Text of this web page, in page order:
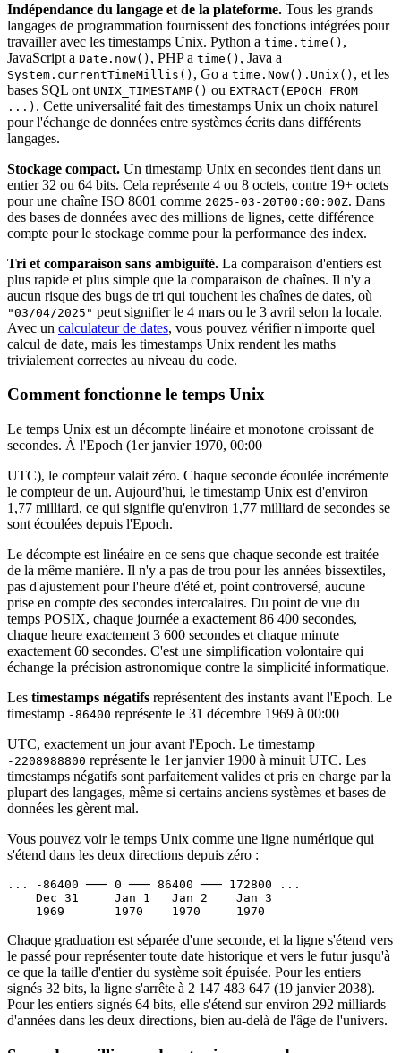
Indépendance du langage et de la plateforme. Tous les grands
langages de programmation fournissent des fonctions intégrées pour
travailler avec les timestamps Unix. Python a time.time() ,
JavaScript a Date.now() , PHP a time() , Java a
System.currentTimeMillis() , Go a time.Now().Unix() , et les
bases SQL ont UNIX_TIMESTAMP() ou EXTRACT(EPOCH FROM
...) . Cette universalité fait des timestamps Unix un choix naturel
pour l'échange de données entre systèmes écrits dans différents
langages.
Stockage compact. Un timestamp Unix en secondes tient dans un
entier 32 ou 64 bits. Cela représente 4 ou 8 octets, contre 19+ octets
pour une chaîne ISO 8601 comme 2025-03-20T00:00:00Z. Dans
des bases de données avec des millions de lignes, cette différence
compte pour le stockage comme pour la performance des index.
Tri et comparaison sans ambiguïté. La comparaison d'entiers est
plus rapide et plus simple que la comparaison de chaînes. Il n'y a
aucun risque des bugs de tri qui touchent les chaînes de dates, où
"03/04/2025" peut signifier le 4 mars ou le 3 avril selon la locale.
Avec un calculateur de dates, vous pouvez vérifier n'importe quel
calcul de date, mais les timestamps Unix rendent les maths
trivialement correctes au niveau du code.
Comment fonctionne le temps Unix
Le temps Unix est un décompte linéaire et monotone croissant de
secondes. À l'Epoch (1er janvier 1970, 00:00
UTC), le compteur valait zéro. Chaque seconde écoulée incrémente
le compteur de un. Aujourd'hui, le timestamp Unix est d'environ
1,77 milliard, ce qui signifie qu'environ 1,77 milliard de secondes se
sont écoulées depuis l'Epoch.
Le décompte est linéaire en ce sens que chaque seconde est traitée
de la même manière. Il n'y a pas de trou pour les années bissextiles,
pas d'ajustement pour l'heure d'été et, point controversé, aucune
prise en compte des secondes intercalaires. Du point de vue du
temps POSIX, chaque journée a exactement 86 400 secondes,
chaque heure exactement 3 600 secondes et chaque minute
exactement 60 secondes. C'est une simplification volontaire qui
échange la précision astronomique contre la simplicité informatique.
Les timestamps négatifs représentent des instants avant l'Epoch. Le
timestamp -86400 représente le 31 décembre 1969 à 00:00
UTC, exactement un jour avant l'Epoch. Le timestamp
-2208988800 représente le 1er janvier 1900 à minuit UTC. Les
timestamps négatifs sont parfaitement valides et pris en charge par la
plupart des langages, même si certains anciens systèmes et bases de
données les gèrent mal.
Vous pouvez voir le temps Unix comme une ligne numérique qui
s'étend dans les deux directions depuis zéro :
... -86400 ─── 0 ─── 86400 ─── 172800 ...
    Dec 31     Jan 1   Jan 2    Jan 3
Chaque graduation est séparée d'une seconde, et la ligne s'étend vers
le passé pour représenter toute date historique et vers le futur jusqu'à
ce que la taille d'entier du système soit épuisée. Pour les entiers
signés 32 bits, la ligne s'arrête à 2 147 483 647 (19 janvier 2038).
Pour les entiers signés 64 bits, elle s'étend sur environ 292 milliards
d'années dans les deux directions, bien au-delà de l'âge de l'univers.